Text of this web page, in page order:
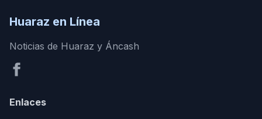
Huaraz en Línea
Noticias de Huaraz y Áncash
Enlaces